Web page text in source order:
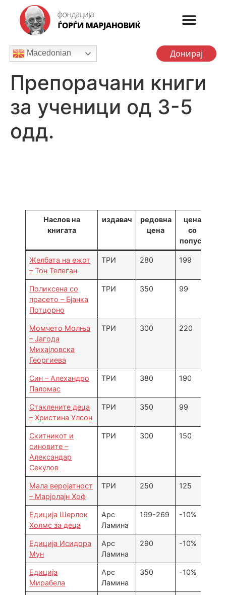
Macedonian Донирај
Препорачани книги
за ученици од 3-5
одд.
Наслов на
книгата
издавач
редовна
цена
цена
со
попуст
Желбата на ежот
– Тон Телеган
ТРИ 280 199
Поликсена со
прасето – Бјанка
Потцорно
ТРИ 350 99
Момчето Молња
– Јагода
Михајловска
Георгиева
ТРИ 300 220
Син – Алехандро
Паломас
ТРИ 380 190
Стаклените деца
– Христина Улсон
ТРИ 350 99
Скитникот и
синовите –
Александар
Секулов
ТРИ 300 150
Мала веројатност
– Марјолајн Хоф
ТРИ 250 125
Едиција Шерлок
Холмс за деца
Арс
Ламина
199-269 -10%
Едиција Исидора
Мун
Арс
Ламина
290 -10%
Едиција
Мирабела
Арс
Ламина
350 -10%